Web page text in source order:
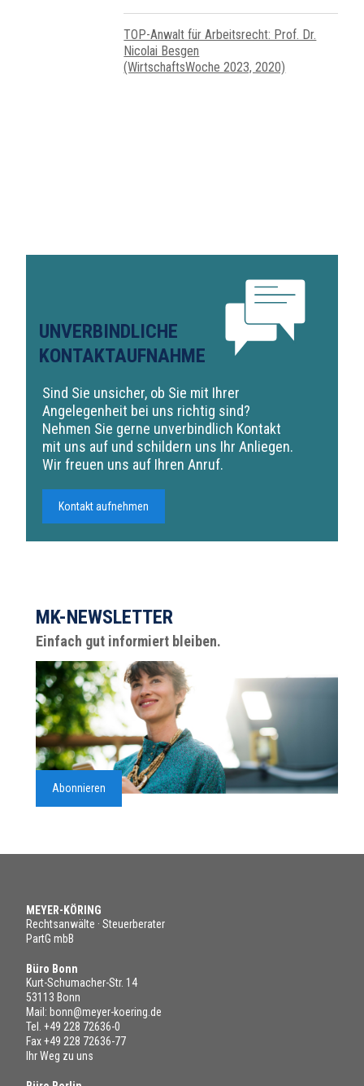
TOP-Anwalt für Arbeitsrecht: Prof. Dr.
Nicolai Besgen
(WirtschaftsWoche 2023, 2020)
UNVERBINDLICHE
KONTAKTAUFNAHME
Sind Sie unsicher, ob Sie mit Ihrer
Angelegenheit bei uns richtig sind?
Nehmen Sie gerne unverbindlich Kontakt
mit uns auf und schildern uns Ihr Anliegen.
Wir freuen uns auf Ihren Anruf.
Kontakt aufnehmen
MK-NEWSLETTER
Einfach gut informiert bleiben.
Abonnieren
MEYER-KÖRING
Rechtsanwälte · Steuerberater
PartG mbB
Büro Bonn
Kurt-Schumacher-Str. 14
53113 Bonn
Mail: bonn@meyer-koering.de
Tel. +49 228 72636-0
Fax +49 228 72636-77
Ihr Weg zu uns